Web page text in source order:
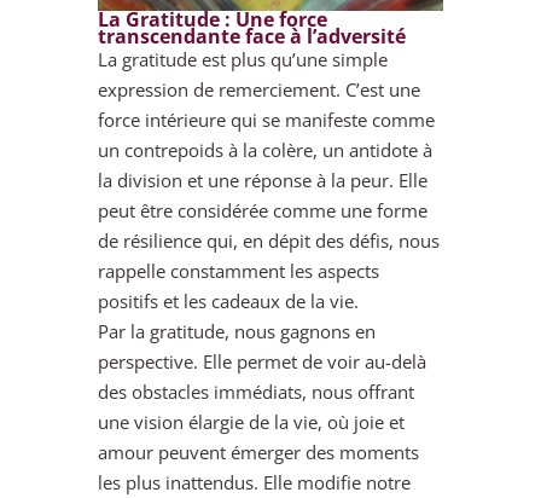
La Gratitude : Une force
transcendante face à l’adversité
La gratitude est plus qu’une simple
expression de remerciement. C’est une
force intérieure qui se manifeste comme
un contrepoids à la colère, un antidote à
la division et une réponse à la peur. Elle
peut être considérée comme une forme
de résilience qui, en dépit des défis, nous
rappelle constamment les aspects
positifs et les cadeaux de la vie.
Par la gratitude, nous gagnons en
perspective. Elle permet de voir au-delà
des obstacles immédiats, nous offrant
une vision élargie de la vie, où joie et
amour peuvent émerger des moments
les plus inattendus. Elle modifie notre